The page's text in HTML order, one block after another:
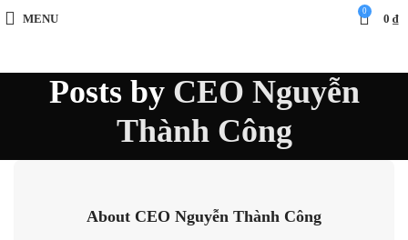
MENU
0
0 ₫
Posts by CEO Nguyễn
Thành Công
About CEO Nguyễn Thành Công